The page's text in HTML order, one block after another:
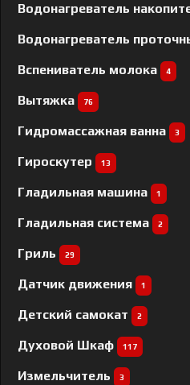
Водонагреватель
Водонагреватель
Вспениватель молока 4
Вытяжка 76
Гидромассажная ванна 3
Гироскутер 13
Гладильная машина 1
Гладильная система 2
Гриль 29
Датчик движения 1
Детский самокат 2
Духовой Шкаф 117
Измельчитель 3